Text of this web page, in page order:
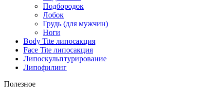
Подбородок
Лобок
Грудь (для мужчин)
Ноги
Body Tite липосакция
Face Tite липосакция
Липоскульптурирование
Липофилинг
Полезное